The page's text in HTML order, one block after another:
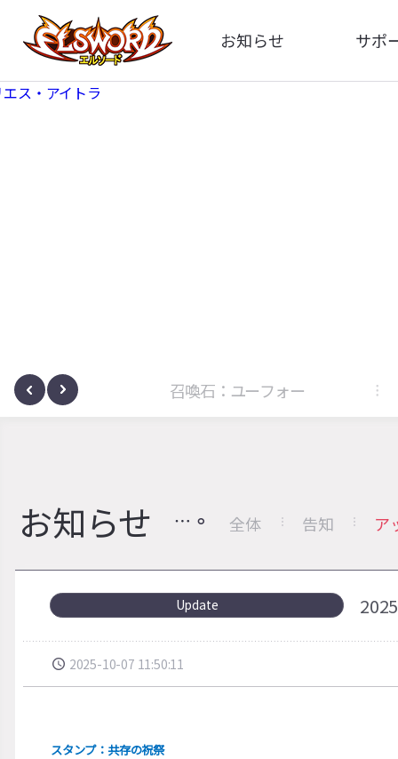
お知らせ
全体
サポ
サノヴァ 召喚石：ユーフォー
お知らせ 全体 告知 ア
Update
2025-10-07 11:50:11
スタンプ：共存の祝祭